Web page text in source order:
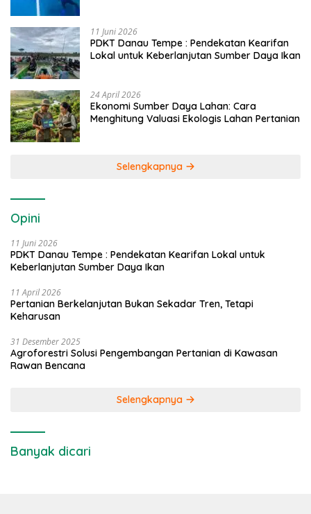
11 Juni 2026
PDKT Danau Tempe : Pendekatan Kearifan
Lokal untuk Keberlanjutan Sumber Daya Ikan
24 April 2026
Ekonomi Sumber Daya Lahan: Cara
Menghitung Valuasi Ekologis Lahan Pertanian
Selengkapnya
Opini
11 Juni 2026
PDKT Danau Tempe : Pendekatan Kearifan Lokal untuk
Keberlanjutan Sumber Daya Ikan
11 April 2026
Pertanian Berkelanjutan Bukan Sekadar Tren, Tetapi
Keharusan
31 Desember 2025
Agroforestri Solusi Pengembangan Pertanian di Kawasan
Rawan Bencana
Selengkapnya
Banyak dicari